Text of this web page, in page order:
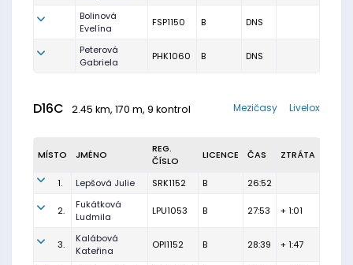
Bolinová
Evelína
FSP1150 B DNS
Peterová
Gabriela
PHK1060 B DNS
D16C 2.45 km, 170 m, 9 kontrol Livelox
Mezičasy
MÍSTO JMÉNO
REG.
ČÍSLO
LICENCE ČAS ZTRÁTA
1. Lepšová Julie SRK1152 B 26:52
2.
Fukátková
Ludmila
LPU1053 B 27:53 + 1:01
3.
Kalábová
Kateřina
OPI1152 B 28:39 + 1:47